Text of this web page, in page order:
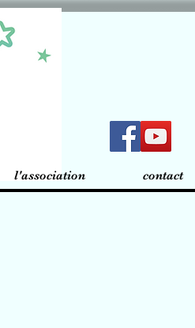
l'association contact